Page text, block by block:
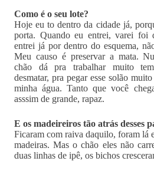
Como é o seu lote?
Hoje eu to dentro da cidade já,
porta. Quando eu entrei, varei foi
entrei já por dentro do esquema,
Meu causo é preservar a mata.
chão dá pra trabalhar muito
desmatar, pra pegar esse solão
minha água. Tanto que você
asssim de grande, rapaz.
E os madeireiros tão atrás desses
Ficaram com raiva daquilo, foram lá
madeiras. Mas o chão eles não
duas linhas de ipê, os bichos